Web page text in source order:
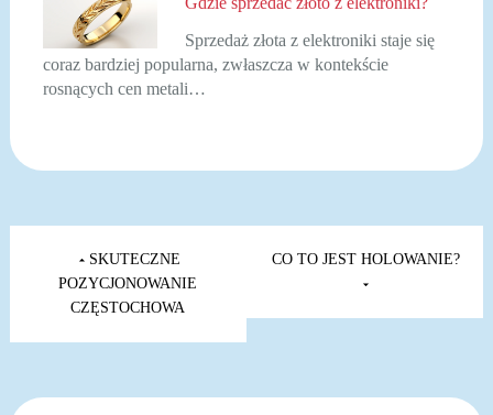
Sprzedaż złota z elektroniki staje się
coraz bardziej popularna, zwłaszcza w kontekście
rosnących cen metali…
Nawigacja
wpisuSKUTECZNE
POZYCJONOWANIE
CZĘSTOCHOWA
CO TO JEST HOLOWANIE?